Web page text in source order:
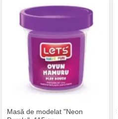
Masă de modelat "Neon